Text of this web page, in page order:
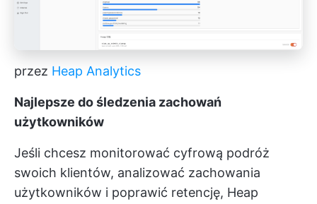
przez Heap Analytics
Najlepsze do śledzenia zachowań
użytkowników
Jeśli chcesz monitorować cyfrową podróż
swoich klientów, analizować zachowania
użytkowników i poprawić retencję, Heap